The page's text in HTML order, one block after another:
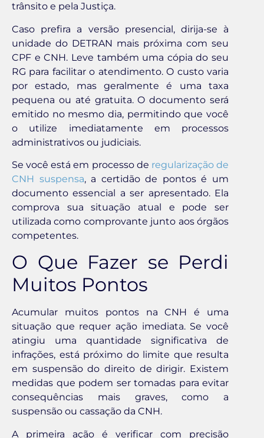
trânsito e pela Justiça.
Caso prefira a versão presencial, dirija-se à
unidade do DETRAN mais próxima com seu
CPF e CNH. Leve também uma cópia do seu
RG para facilitar o atendimento. O custo varia
por estado, mas geralmente é uma taxa
pequena ou até gratuita. O documento será
emitido no mesmo dia, permitindo que você
o utilize imediatamente em processos
administrativos ou judiciais.
Se você está em processo de regularização de
CNH suspensa, a certidão de pontos é um
documento essencial a ser apresentado. Ela
comprova sua situação atual e pode ser
utilizada como comprovante junto aos órgãos
competentes.
O Que Fazer se Perdi
Muitos Pontos
Acumular muitos pontos na CNH é uma
situação que requer ação imediata. Se você
atingiu uma quantidade significativa de
infrações, está próximo do limite que resulta
em suspensão do direito de dirigir. Existem
medidas que podem ser tomadas para evitar
consequências mais graves, como a
suspensão ou cassação da CNH.
A primeira ação é verificar com precisão